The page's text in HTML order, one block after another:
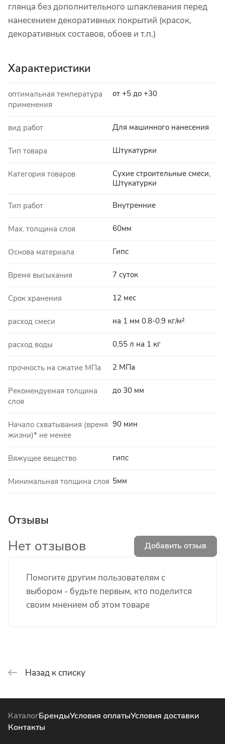
глянца без дополнительного шпаклевания перед
нанесением декоративных покрытий (красок,
декоративных составов, обоев и т.п.)
Характеристики
оптимальная температура
применения
от +5 до +30
вид работ Для машинного нанесения
Тип товара Штукатурки
Категория товаров
Сухие строительные смеси,
Штукатурки
Тип работ Внутренние
Max. толщина слоя 60мм
Основа материала Гипс
Время высыхания 7 суток
Срок хранения 12 мес
расход смеси на 1 мм 0.8-0.9 кг/м²
расход воды 0,55 л на 1 кг
прочность на сжатие МПа 2 МПа
Рекомендуемая толщина
слоя
до 30 мм
Начало схватывания (время
жизни)* не менее
90 мин
Вяжущее вещество гипс
Минимальная толщина слоя 5мм
Отзывы
Помогите другим пользователям с
выбором - будьте первым, кто поделится
своим мнением об этом товаре
Нет отзывов Добавить отзыв
Назад к списку
КаталогБрендыУсловия оплатыУсловия доставки
Контакты